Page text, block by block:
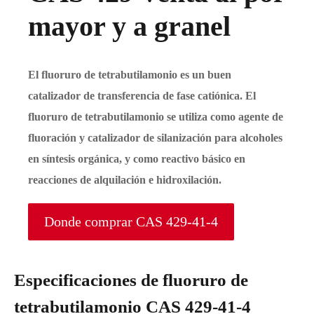
mayor y a granel
El fluoruro de tetrabutilamonio es un buen
catalizador de transferencia de fase catiónica. El
fluoruro de tetrabutilamonio se utiliza como agente de
fluoración y catalizador de silanización para alcoholes
en síntesis orgánica, y como reactivo básico en
reacciones de alquilación e hidroxilación.
Donde comprar CAS 429-41-4
Especificaciones de fluoruro de
tetrabutilamonio CAS 429-41-4